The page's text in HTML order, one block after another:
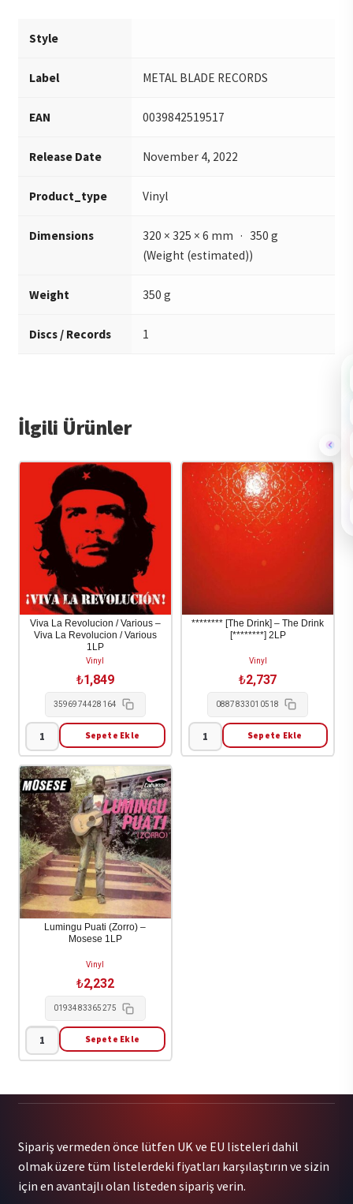
Style
Label METAL BLADE RECORDS
EAN 0039842519517
Release Date November 4, 2022
Product_type Vinyl
Dimensions
320 × 325 × 6 mm · 350 g
(Weight (estimated))
Weight 350 g
Discs / Records 1
İlgili Ürünler
Viva La Revolucion / Various –
Viva La Revolucion / Various
1LP
Vinyl
₺1,849
3596974428164
Viva
La
Revolucion
/
Various
-
Viva
La
Revolucion
/
Sepete Ekle
******** [The Drink] – The Drink
[********] 2LP
Vinyl
₺2,737
0887833010518
********
Sepete Ekle
Lumingu Puati (Zorro) –
Mosese 1LP
Vinyl
₺2,232
0193483365275
Lumingu
-
1LP
adet
Sepete Ekle
Sipariş vermeden önce lütfen UK ve EU listeleri dahil
olmak üzere tüm listelerdeki fiyatları karşılaştırın ve sizin
için en avantajlı olan listeden sipariş verin.